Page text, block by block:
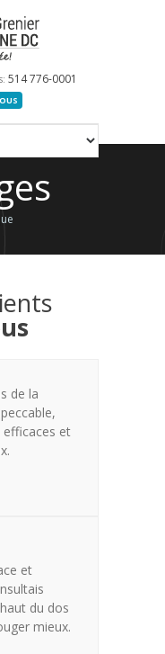
514 776-0001
de la
et
et
du dos
mieux.